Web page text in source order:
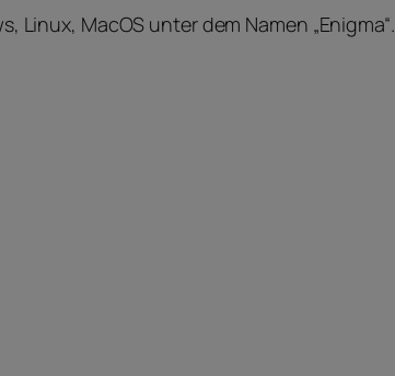
Linux, MacOS unter dem Namen „Enigma“.